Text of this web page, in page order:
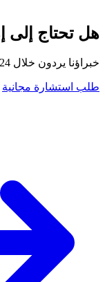
هل تحتاج
خبراؤنا يردون خلال 24 ساعة. استشارة مجانية وبدون التزام.
طلب استشارة مجانية